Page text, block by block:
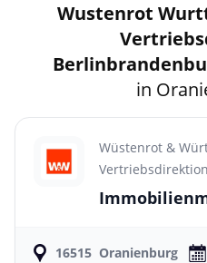
Wustenrot
in
Wüstenrot &
16515 Oranienburg